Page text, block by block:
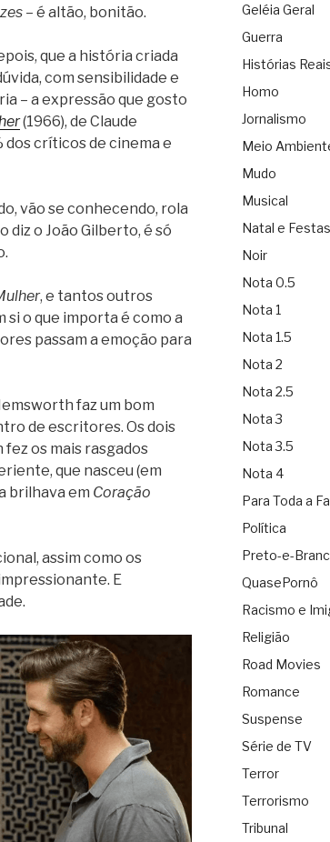
– é altão, bonitão.
que a história criada
com sensibilidade e
– a expressão que gosto
(1966), de Claude
críticos de cinema e
vão se conhecendo, rola
diz o João Gilberto, é só
, e tantos outros
si o que importa é como a
passam a emoção para
faz um bom
de escritores. Os dois
fez os mais rasgados
que nasceu (em
brilhava em Coração
assim como os
E
Geléia Geral
Guerra
Histórias
Homo
Jornalismo
Meio
Mudo
Musical
Natal e Festas
Noir
Nota 0.5
Nota 1
Nota 1.5
Nota 2
Nota 2.5
Nota 3
Nota 3.5
Nota 4
Para Toda a
Política
Preto-e-
QuasePornô
Racismo e
Religião
Road Movies
Romance
Suspense
Série de TV
Terror
Terrorismo
Tribunal